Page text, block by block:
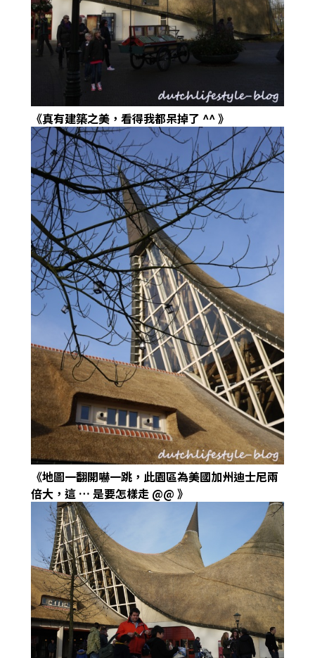
《真有建築之美，看得我都呆掉了 ^^》
《地圖一翻開嚇一跳，此園區為美國加州迪士尼兩
倍大，這 … 是要怎樣走 @@ 》